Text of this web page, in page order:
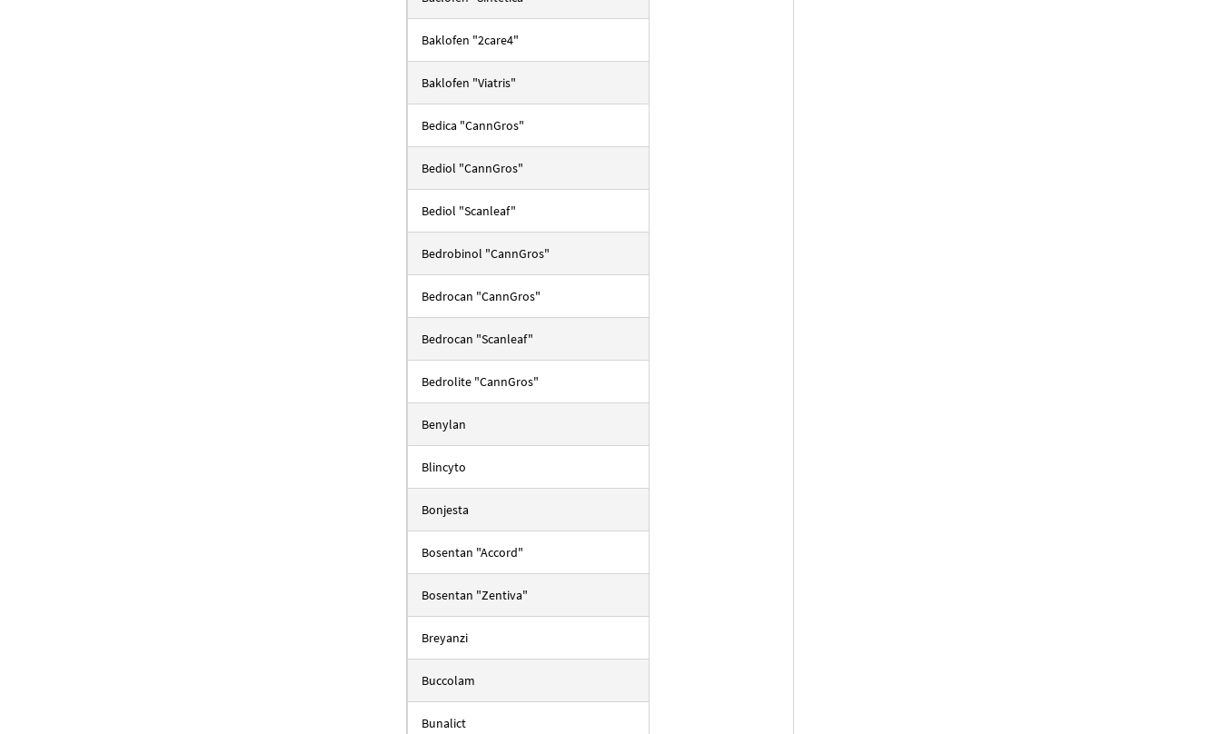
Baklofen "2care4"
Baklofen "Viatris"
Bedica "CannGros"
Bediol "CannGros"
Bediol "Scanleaf"
Bedrobinol "CannGros"
Bedrocan "CannGros"
Bedrocan "Scanleaf"
Bedrolite "CannGros"
Benylan
Blincyto
Bonjesta
Bosentan "Accord"
Bosentan "Zentiva"
Breyanzi
Buccolam
Bunalict